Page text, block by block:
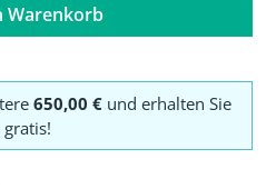
Warenkorb
650,00 € und erhalten Sie
gratis!